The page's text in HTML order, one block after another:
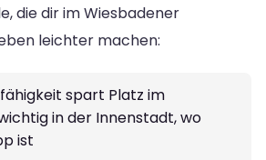
die dir im Wiesbadener
leichter machen:
spart Platz im
in der Innenstadt, wo
ist